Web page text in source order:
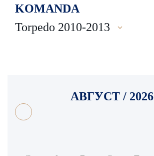
KOMANDA
Torpedo 2010-2013
АВГУСТ / 2026